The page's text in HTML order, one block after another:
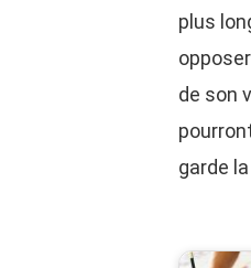
plus
de son
garde